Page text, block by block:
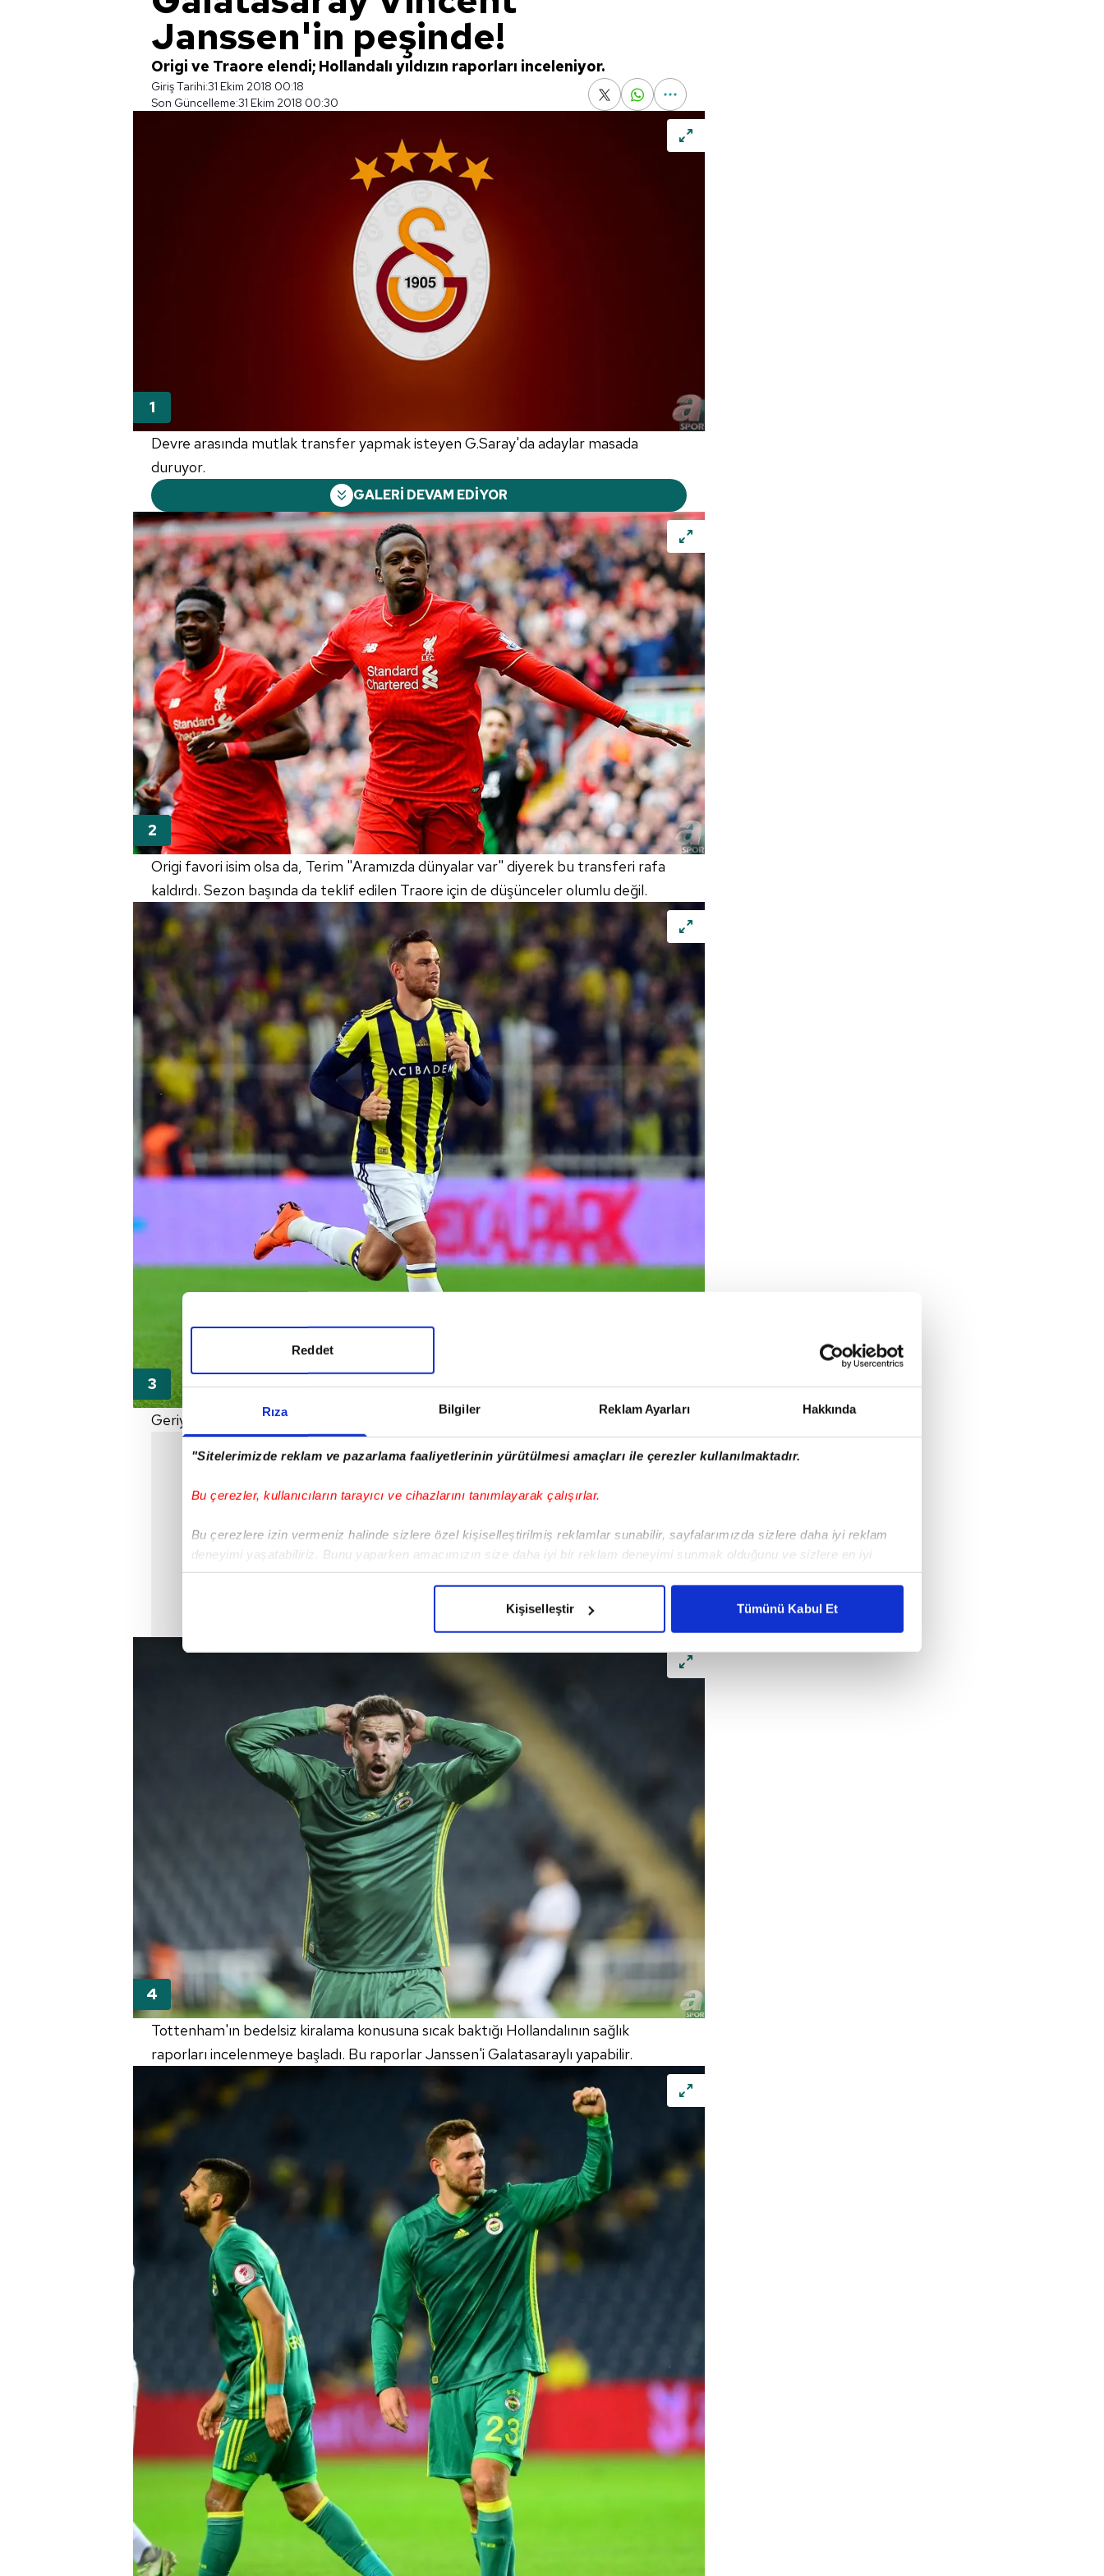
Rıza Bilgiler Reklam Ayarları Hakkında
"Sitelerimizde reklam ve pazarlama faaliyetlerinin yürütülmesi amaçları ile çerezler kullanılmaktadır.
Bu çerezler, kullanıcıların tarayıcı ve cihazlarını tanımlayarak çalışırlar.
Bu çerezlere izin vermeniz halinde sizlere özel kişiselleştirilmiş reklamlar sunabilir, sayfalarımızda sizlere daha iyi reklam
deneyimi yaşatabiliriz. Bunu yaparken amacımızın size daha iyi bir reklam deneyimi sunmak olduğunu ve sizlere en iyi
içerikleri sunabilmek adına elimizden gelen çabayı gösterdiğimizi ve bu noktada, reklamların maliyetlerimizi karşılamak
Her halükârda, kullanıcılar, bu çerezlere izin vermedikleri takdirde, kullanıcılara hedefli reklamlar gösterilmeyecektir."
Sizlere daha iyi bir hizmet sunabilmek için İnternet Sitemizde kendimize ve üçüncü kişilere ait çerezler kullanılmaktadır. Bu
çerezler vasıtasıyla çeşitli kişisel verileriniz işlenmekte olup gerekli olan çerezler bilgi toplumu hizmetlerinin sunulması
amacıyla kullanılmaktadır. Diğer çerezler, sitemizin daha işlevsel kılınması ve kişiselleştirilmesi ve sizlere yönelik
reklam/pazarlama faaliyetlerinin yapılması, amaçlarıyla sınırlı olarak açık rızanız dahilinde kullanılacaktır.
Çerezlere ilişkin tercihlerinizi aşağıda yer alan panel vasıtasıyla belirleyebilirsiniz. Çerezlere ilişkin detaylı bilgi için Ayarlar
butonuna tıklayabilir,Çerez Bilgilendirme Metnimizi ziyaret edebilirsiniz.
6698 sayılı Kişisel Verilerin Korunması Kanunu uyarınca hazırlanmış Aydınlatma Metnimizi okumak ve sitemizde ilgili
mevzuata uygun olarak kullanılan çerezlerle ilgili bilgi almak için lütfen
tıklayınız
Reddet
Kişiselleştir Tümünü Kabul Et
Janssen'in peşinde!
Origi ve Traore elendi; Hollandalı yıldızın raporları inceleniyor.
Giriş Tarihi:31 Ekim 2018 00:18
Son Güncelleme:31 Ekim 2018 00:30
Devre arasında mutlak transfer yapmak isteyen G.Saray'da adaylar masada
duruyor.
GALERİ DEVAM EDİYOR
Origi favori isim olsa da, Terim "Aramızda dünyalar var" diyerek bu transferi rafa
kaldırdı. Sezon başında da teklif edilen Traore için de düşünceler olumlu değil.
Geriye ise menajeri tarafından önerilen Vincent Janssen kaldı.
Tottenham'ın bedelsiz kiralama konusuna sıcak baktığı Hollandalının sağlık
raporları incelenmeye başladı. Bu raporlar Janssen'i Galatasaraylı yapabilir.